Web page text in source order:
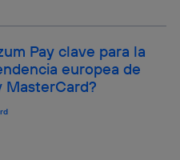
Pay clave para la
europea de
MasterCard?